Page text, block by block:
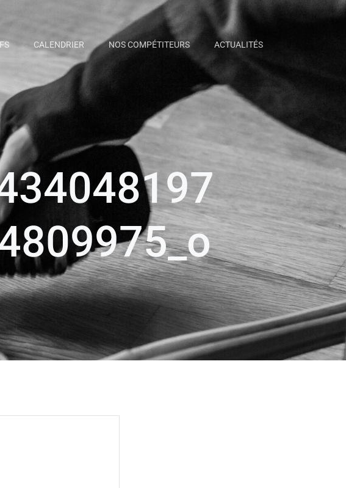
CALENDRIER NOS COMPÉTITEURS ACTUALITÉS